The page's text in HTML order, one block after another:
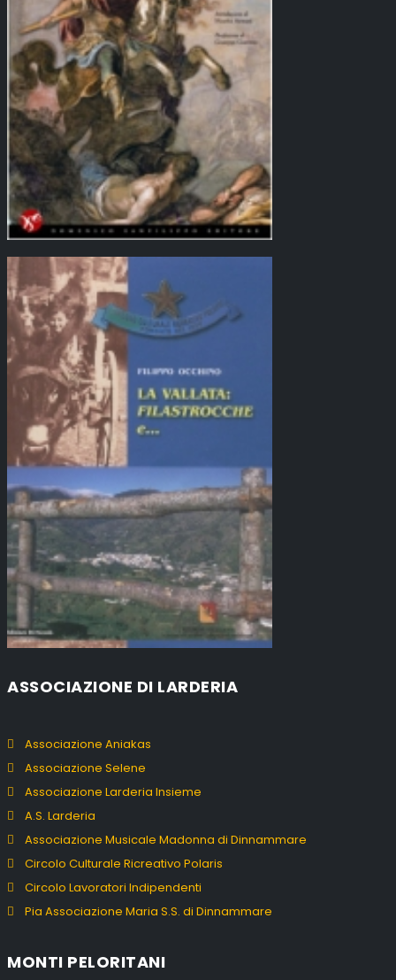
ASSOCIAZIONE DI LARDERIA
Associazione Aniakas
Associazione Selene
Associazione Larderia Insieme
A.S. Larderia
Associazione Musicale Madonna di Dinnammare
Circolo Culturale Ricreativo Polaris
Circolo Lavoratori Indipendenti
Pia Associazione Maria S.S. di Dinnammare
MONTI PELORITANI